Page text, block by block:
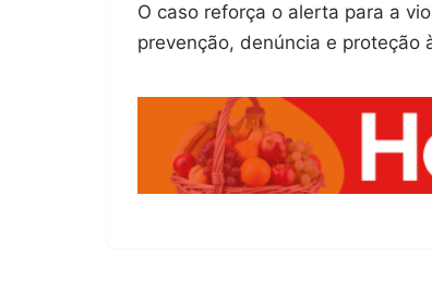
O caso reforça o alerta para a
prevenção, denúncia e proteção